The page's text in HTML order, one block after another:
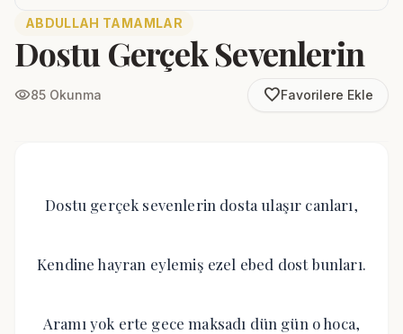
ABDULLAH TAMAMLAR
Dostu Gerçek Sevenlerin
visibility85 Okunma favorite_borderFavorilere Ekle
Dostu gerçek sevenlerin dosta ulaşır canları,
Kendine hayran eylemiş ezel ebed dost bunları.
Aramı yok erte gece maksadı dün gün o hoca,